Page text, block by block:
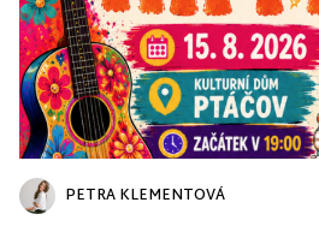
PETRA KLEMENTOVÁ